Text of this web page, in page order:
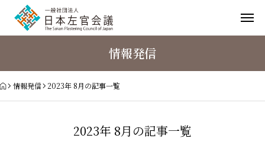
情報発信
情報発信 2023年 8月の記事一覧
2023年 8月の記事一覧